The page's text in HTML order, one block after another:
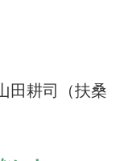
田耕司（扶桑